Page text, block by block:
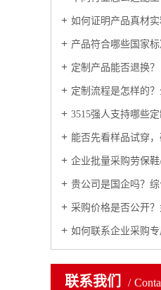
如何证明产品真材实
产品符合哪些国家标
定制产品能否退换？
定制流程是怎样的？
3515强人支持哪些定
能否先看样品试穿，
企业批量采购劳保鞋/工
贵公司是国企吗？综
采购价格是否公开？
如何联系企业采购专
联系我们